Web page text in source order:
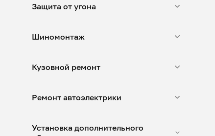
Защита от угона
Шиномонтаж
Кузовной ремонт
Ремонт автоэлектрики
Установка дополнительного